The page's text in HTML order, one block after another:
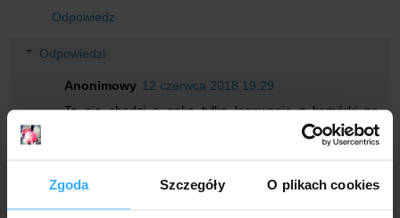
Zgoda Szczegóły O plikach cookies
Odpowiedz
Odpowiedzi
Anonimowy 12 czerwca 2018 19:29
To nie chodzi o apke tylko logowanie z komórki na
Adi
20 czerwca 2018 18:39
Co nie? To chyba najgorsza aplikacja banku zaraz